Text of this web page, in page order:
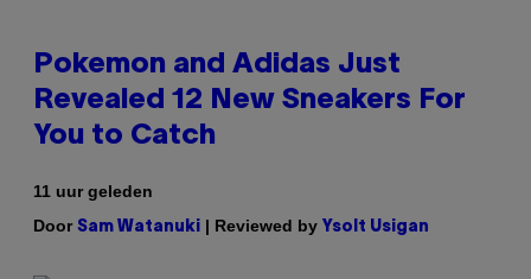
Pokemon and Adidas Just
Revealed 12 New Sneakers For
You to Catch
11 uur geleden
Door Sam Watanuki | Reviewed by Ysolt Usigan